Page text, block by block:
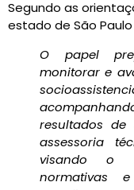
Segundo as
estado de São Paulo
O papel
monitorar e
resultados
assessoria
visando o
normativas